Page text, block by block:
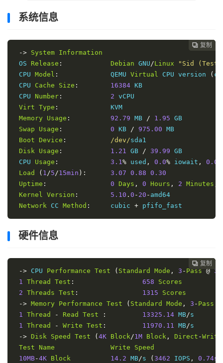
系统信息
 复制
 复制
 复制
 复制
 复制
 复制
 复制
 复制
 复制
 复制
 复制
 复制
 复制
 复制
-> System Information
OS Release : Debian GNU/Linux
"Sid
CPU Model :
             QEMU
Virtual CPU version (
CPU Cache Size : 16384 KB
CPU Number : 2 vCPU
Virt Type :
             KVM
Memory Usage : 92.79 MB / 1.95 GB
Swap
Usage : 0 KB / 975.00 MB
Boot Device : /dev/sda1
Disk Usage : 1.21 GB / 39.99 GB
CPU Usage : 3.1% used , 0.0% iowait , 0.0
Load
( 1/5/15min ): 3.07 0.88 0.30
Uptime : 0 Days , 0 Hours , 2 Minutes
Kernel Version : 5.10 . 0 - 20 - amd64
Network CC Method :
     cubic
+ pfifo_fast
硬件信息
 复制
 复制
 复制
 复制
 复制
 复制
 复制
 复制
 复制
 复制
 复制
 复制
 复制
-> CPU Performance Test ( Standard Mode , 3 - Pass @
1 Thread Test : 658
Scores
2 Threads Test : 1315
Scores
-> Memory Performance Test ( Standard Mode , 3 - Pass
1 Thread - Read Test : 13325.14 MB/s
1 Thread - Write Test : 11970.11 MB/s
-> Disk Speed Test ( 4K Block/1M Block , Direct -Write
Test Name Write
Speed
10MB-4K Block 14.2 MB/s ( 3462 IOPS , 0.74s